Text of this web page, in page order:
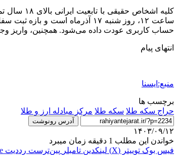
کلیه
حساب کاربری عودت داده می‌شود. همچنین، واریز
انتهای پیام
منبع:ایسنا
برچسب ها
حراج سکه طلا سکه طلا مرکز مبادله ارز و طلا
آدرس رونوشت
۱۴۰۳/۰۹/۱۲
خواندن این مطلب 1 دقیقه زمان میبرد
فیس بوک توییتر (X) لینکدین ‫تامبلر ‫پین‌ترست ‫رددیت